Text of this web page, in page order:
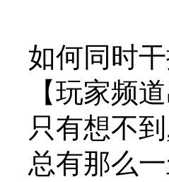
如何同时
【玩家频
只有想不
总有那么